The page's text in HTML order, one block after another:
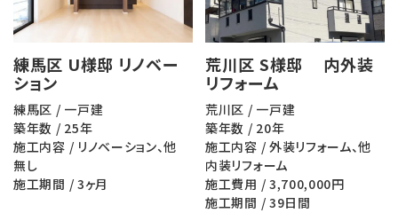
練馬区 U様邸 リノベー
ション
練馬区 / 一戸建
築年数 / 25年
施工内容 / リノベーション、他
無し
施工期間 / 3ヶ月
荒川区 S様邸 内外装
リフォーム
荒川区 / 一戸建
築年数 / 20年
施工内容 / 外装リフォーム、他
内装リフォーム
施工費用 / 3,700,000円
施工期間 / 39日間